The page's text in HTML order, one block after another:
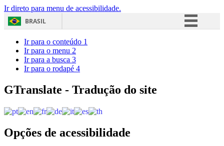
Ir direto para menu de acessibilidade.
BRASIL
Acesso à informação
Ir para o conteúdo 1
Ir para o menu 2
Ir para a busca 3
Ir para o rodapé 4
GTranslate - Tradução do site
Opções de acessibilidade